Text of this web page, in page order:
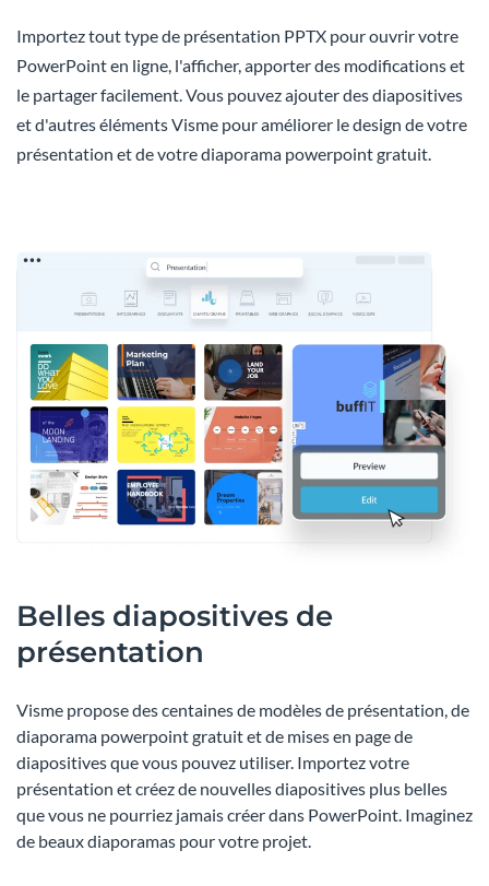
Importez tout type de présentation PPTX pour ouvrir votre
PowerPoint en ligne, l'afficher, apporter des modifications et
le partager facilement. Vous pouvez ajouter des diapositives
et d'autres éléments Visme pour améliorer le design de votre
présentation et de votre diaporama powerpoint gratuit.
Belles diapositives de
présentation
Visme propose des centaines de modèles de présentation, de
diaporama powerpoint gratuit et de mises en page de
diapositives que vous pouvez utiliser. Importez votre
présentation et créez de nouvelles diapositives plus belles
que vous ne pourriez jamais créer dans PowerPoint. Imaginez
de beaux diaporamas pour votre projet.